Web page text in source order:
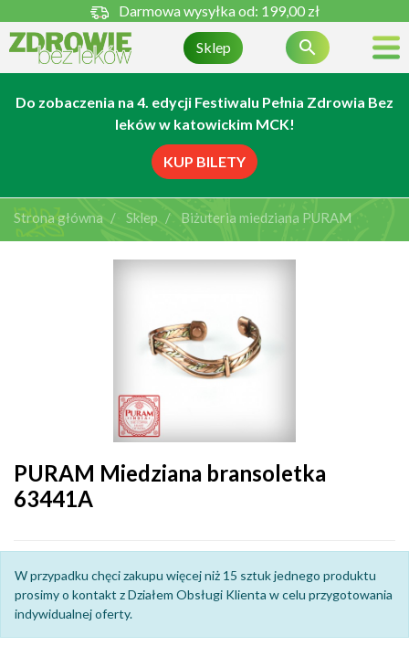
Darmowa wysyłka od: 199,00 zł
Sklep 
Do zobaczenia na 4. edycji Festiwalu Pełnia Zdrowia Bez
leków w katowickim MCK!
KUP BILETY
Strona główna Sklep Biżuteria miedziana PURAM
PURAM Miedziana bransoletka
63441A
W przypadku chęci zakupu więcej niż 15 sztuk jednego produktu
prosimy o kontakt z Działem Obsługi Klienta w celu przygotowania
indywidualnej oferty.